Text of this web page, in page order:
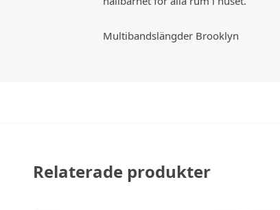
Multibandslängder Brooklyn
Relaterade produkter